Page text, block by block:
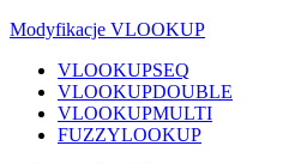
Modyfikacje VLOOKUP
VLOOKUPSEQ
VLOOKUPDOUBLE
VLOOKUPMULTI
FUZZYLOOKUP